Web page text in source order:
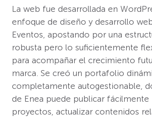
La web fue desarrollada en
enfoque de diseño y desarrollo
Eventos, apostando por una
robusta pero lo suficientemente
para acompañar el crecimiento
marca. Se creó un portafolio
completamente autogestionable,
de Enea puede publicar fácilmente
proyectos, actualizar contenidos